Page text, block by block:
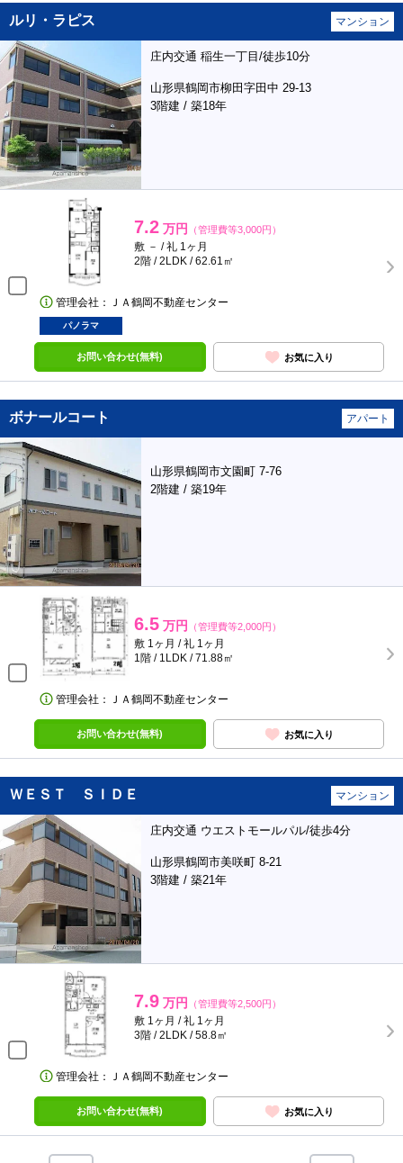
ルリ・ラピス マンション
庄内交通 稲生一丁目/徒歩10分
山形県鶴岡市柳田字田中 29-13
3階建 / 築18年
7.2 万円 （管理費等3,000円）
敷 － / 礼 1ヶ月
2階 / 2LDK / 62.61㎡
管理会社：ＪＡ鶴岡不動産センター
パノラマ
お問い合わせ(無料) お気に入り
ボナールコート アパート
山形県鶴岡市文園町 7-76
2階建 / 築19年
6.5 万円 （管理費等2,000円）
敷 1ヶ月 / 礼 1ヶ月
1階 / 1LDK / 71.88㎡
管理会社：ＪＡ鶴岡不動産センター
お問い合わせ(無料) お気に入り
ＷＥＳＴ ＳＩＤＥ マンション
庄内交通 ウエストモールパル/徒歩4分
山形県鶴岡市美咲町 8-21
3階建 / 築21年
7.9 万円 （管理費等2,500円）
敷 1ヶ月 / 礼 1ヶ月
3階 / 2LDK / 58.8㎡
管理会社：ＪＡ鶴岡不動産センター
お問い合わせ(無料) お気に入り